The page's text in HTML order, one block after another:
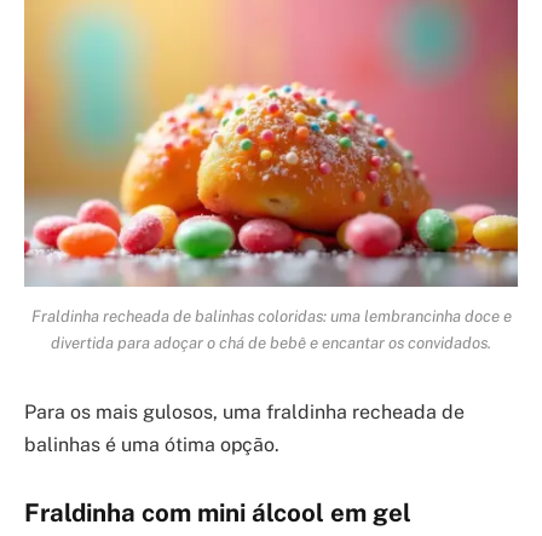
Fraldinha recheada de balinhas coloridas: uma lembrancinha doce e
divertida para adoçar o chá de bebê e encantar os convidados.
Para os mais gulosos, uma fraldinha recheada de
balinhas é uma ótima opção.
Fraldinha com mini álcool em gel